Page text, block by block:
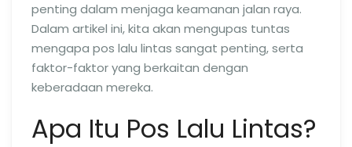
penting dalam menjaga keamanan jalan raya.
Dalam artikel ini, kita akan mengupas tuntas
mengapa pos lalu lintas sangat penting, serta
faktor-faktor yang berkaitan dengan
keberadaan mereka.
Apa Itu Pos Lalu Lintas?